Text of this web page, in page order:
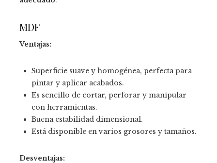
MDF
Ventajas:
Superficie suave y homogénea, perfecta para
pintar y aplicar acabados.
Es sencillo de cortar, perforar y manipular
con herramientas.
Buena estabilidad dimensional.
Está disponible en varios grosores y tamaños.
Desventajas: